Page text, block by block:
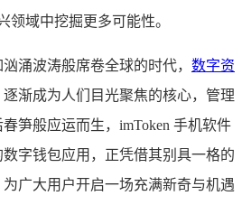
领域中挖掘更多可能性。
涌波涛般席卷全球的时代， 数字资
渐成为人们目光聚焦的核心，管理
笋般应运而生，imToken 手机软件
字钱包应用，正凭借其别具一格的
广大用户开启一场充满新奇与机遇